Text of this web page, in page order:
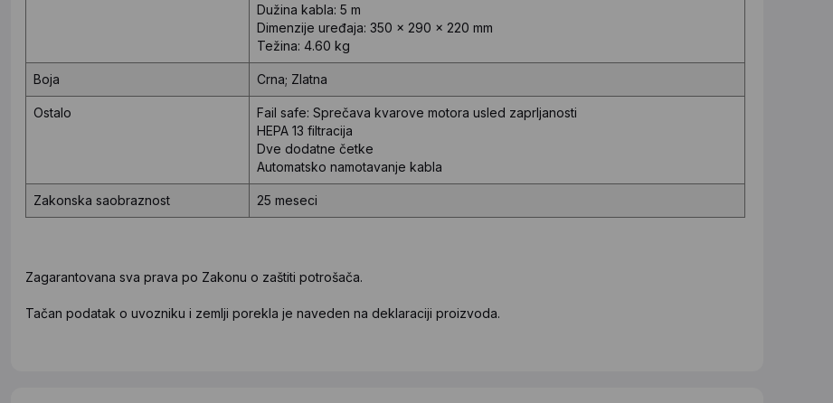
Dužina kabla: 5 m
Dimenzije uređaja: 350 x 290 x 220 mm
Težina: 4.60 kg
Boja Crna; Zlatna
Ostalo
Fail safe: Sprečava kvarove motora usled zaprljanosti
HEPA 13 filtracija
Dve dodatne četke
Automatsko namotavanje kabla
Zakonska saobraznost 25 meseci
Zagarantovana sva prava po Zakonu o zaštiti potrošača.
Tačan podatak o uvozniku i zemlji porekla je naveden na deklaraciji proizvoda.